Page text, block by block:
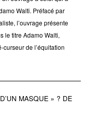
Walti. Préfacé par
l’ouvrage présente
le titre Adamo Walti,
de l’équitation
MASQUE » ? DE